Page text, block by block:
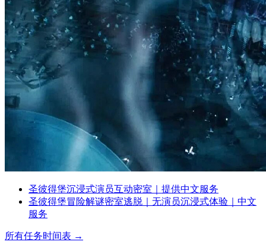
圣彼得堡沉浸式演员互动密室｜提供中文服务
圣彼得堡冒险解谜密室逃脱｜无演员沉浸式体验｜中文
服务
所有任务时间表 →